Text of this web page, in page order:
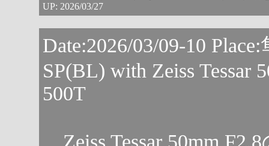
UP: 2026/03/27
Date:2026/03/09-10
SP(BL) with Zeiss Tessar
500T
Zeiss Tessar 50mm